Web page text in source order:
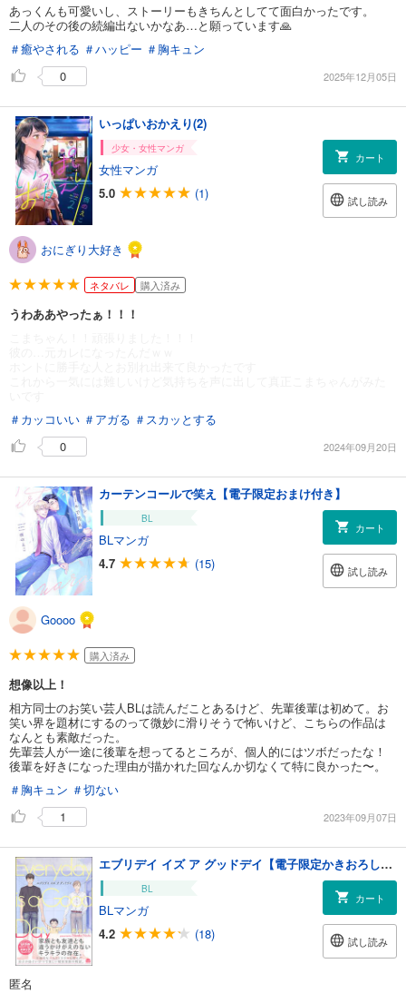
あっくんも可愛いし、ストーリーもきちんとしてて面白かったです。
二人のその後の続編出ないかなあ…と願っています🙏
＃癒やされる ＃ハッピー ＃胸キュン
0
2025年12月05日
いっぱいおかえり(2)
少女・女性マンガ
女性マンガ
5.0
(1)
カート
試し読み
おにぎり大好き
ネタバレ 購入済み
うわああやったぁ！！！
＃カッコいい ＃アガる ＃スカッとする
0
2024年09月20日
カーテンコールで笑え【電子限定おまけ付き】
BL
BLマンガ
4.7
(15)
カート
試し読み
Goooo
購入済み
想像以上！
相方同士のお笑い芸人BLは読んだことあるけど、先輩後輩は初めて。お
笑い界を題材にするのって微妙に滑りそうで怖いけど、こちらの作品は
なんとも素敵だった。
先輩芸人が一途に後輩を想ってるところが、個人的にはツボだったな！
後輩を好きになった理由が描かれた回なんか切なくて特に良かった〜。
＃胸キュン ＃切ない
1
2023年09月07日
エブリデイ イズ ア グッドデイ【電子限定かきおろし漫画付】
BL
BLマンガ
4.2
(18)
カート
試し読み
匿名